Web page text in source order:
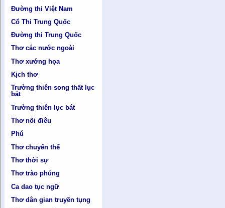
Đường thi Việt Nam
Cổ Thi Trung Quốc
Đường thi Trung Quốc
Thơ các nước ngoài
Thơ xướng họa
Kịch thơ
Trường thiên song thất lục
bát
Trường thiên lục bát
Thơ nối điêu
Phú
Thơ chuyển thể
Thơ thời sự
Thơ trào phúng
Ca dao tục ngữ
Thơ dân gian truyền tụng